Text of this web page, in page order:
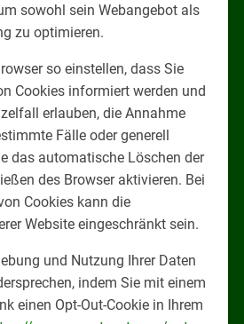
sowohl sein Webangebot als
zu optimieren.
so einstellen, dass Sie
Cookies informiert werden und
erlauben, die Annahme
Fälle oder generell
das automatische Löschen der
des Browser aktivieren. Bei
Cookies kann die
Website eingeschränkt sein.
und Nutzung Ihrer Daten
indem Sie mit einem
einen Opt-Out-Cookie in Ihrem